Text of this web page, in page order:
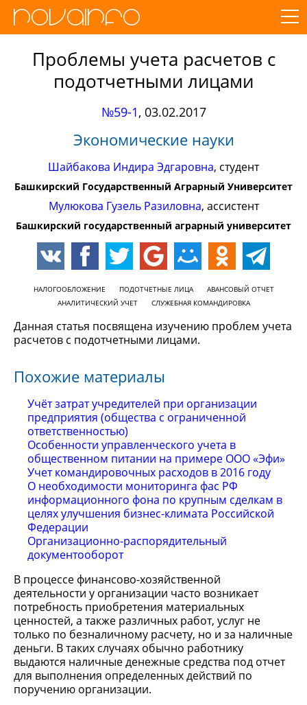
Проблемы учета расчетов с
подотчетными лицами
№59-1, 03.02.2017
Экономические науки
Шайбакова Индира Эдгаровна, студент
Башкирский Государственный Аграрный Университет
Мулюкова Гузель Разиловна, ассистент
Башкирский государственный аграрный университет
НАЛОГООБЛОЖЕНИЕ ПОДОТЧЕТНЫЕ ЛИЦА
АВАНСОВЫЙ ОТЧЕТ
АНАЛИТИЧЕСКИЙ УЧЕТ
СЛУЖЕБНАЯ КОМАНДИРОВКА
Данная статья посвящена изучению проблем учета
расчетов с подотчетными лицами.
Похожие материалы
Учёт затрат учредителей при организации
предприятия (общества с ограниченной
ответственностью)
Особенности управленческого учета в
общественном питании на примере ООО «Эфи»
Учет командировочных расходов в 2016 году
О необходимости мониторинга фас РФ
информационного фона по крупным сделкам в
целях улучшения бизнес-климата Российской
Федерации
Организационно-распорядительный
документооборот
В процессе финансово-хозяйственной
деятельности у организации часто возникает
потребность приобретения материальных
ценностей, а также различных работ, услуг не
только по безналичному расчету, но и за наличные
деньги. В таких случаях обычно работнику
выдаются наличные денежные средства под отчет
для выполнения определенных действий по
поручению организации.